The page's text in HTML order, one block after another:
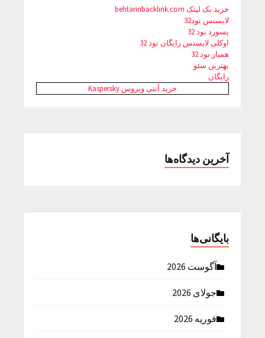
خرید بک لینک behtarinbacklink.com
لایسنس نود32
پسورد نود 32
اوکلی لایسنس رایگان نود 32
همیار نود 32
بهترین سئو
رایگان
خرید آنتی ویروس Kaspersky
آخرین دیدگاه‌ها
بایگانی‌ها
آگوست 2026
جولای 2026
فوریه 2026